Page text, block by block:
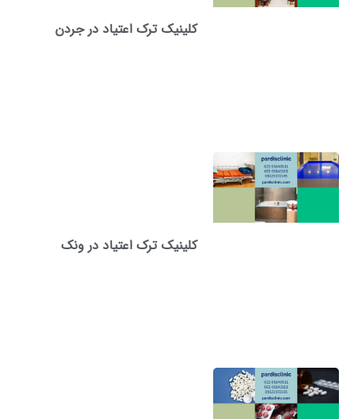
کلینیک ترک اعتیاد در جردن
کلینیک ترک اعتیاد در ونک